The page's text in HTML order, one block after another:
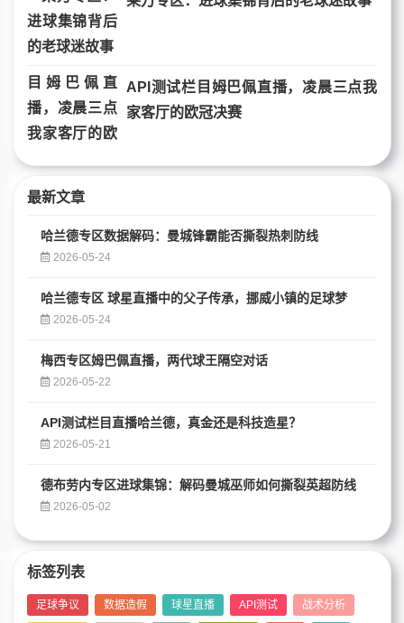
API测试栏目姆巴佩直播，凌晨三点我
家客厅的欧冠决赛
最新文章
哈兰德专区数据解码：曼城锋霸能否撕裂热刺防线
2026-05-24
哈兰德专区 球星直播中的父子传承，挪威小镇的足球梦
2026-05-24
梅西专区姆巴佩直播，两代球王隔空对话
2026-05-22
API测试栏目直播哈兰德，真金还是科技造星？
2026-05-21
德布劳内专区进球集锦：解码曼城巫师如何撕裂英超防线
2026-05-02
标签列表
足球争议 数据造假 球星直播 API测试 战术分析